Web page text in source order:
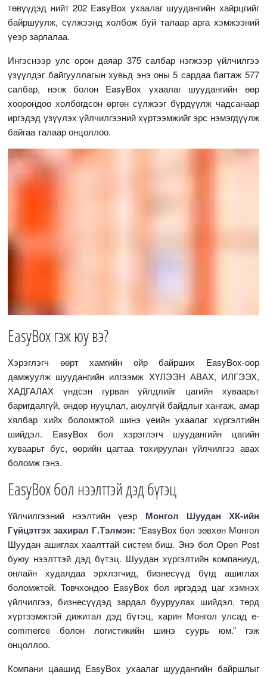
төвүүдэд нийт 202 EasyBox ухаалаг шуудангийн хайрцгийг
байршуулж, сүлжээнд холбож буй талаар арга хэмжээний
үеэр зарлалаа.
Ингэснээр улс орон даяар 375 салбар нэгжээр үйлчилгээ
үзүүлдэг байгууллагын хувьд энэ оны 5 сардаа багтаж 577
салбар, нэгж болон EasyBox ухаалаг шуудангийн өөр
хоорондоо холбогдсон өргөн сүлжээг бүрдүүлж чадсанаар
иргэдэд үзүүлэх үйлчилгээний хүртээмжийг эрс нэмэгдүүлж
байгаа талаар онцоллоо.
EasyBox гэж юу вэ?
Хэрэглэгч өөрт хамгийн ойр байрших EasyBox-оор
дамжуулж шуудангийн илгээмж ХҮЛЭЭН АВАХ, ИЛГЭЭХ,
ХАДГАЛАХ үндсэн гурван үйлдлийг цагийн хуваарьт
баригдалгүй, өндөр нууцлал, аюулгүй байдлыг хангаж, амар
хялбар хийх боломжтой шинэ үеийн ухаалаг хүргэлтийн
шийдэл. EasyBox бол хэрэглэгч шуудангийн цагийн
хуваарьт бус, өөрийн цагтаа тохируулан үйлчилгээ авах
боломж гэнэ.
EasyBox бол нээлттэй дэд бүтэц
Үйлчилгээний нээлтийн үеэр Монгол Шуудан ХК-ийн
Гүйцэтгэх захирал Г.Тэлмэн: “EasyBox бол зөвхөн Монгол
Шуудан ашиглах хаалттай систем биш. Энэ бол Open Post
буюу нээлттэй дэд бүтэц. Шуудан хүргэлтийн компаниуд,
онлайн худалдаа эрхлэгчид, бизнесүүд бүгд ашиглах
боломжтой. Товчхондоо EasyBox бол иргэдэд цаг хэмнэх
үйлчилгээ, бизнесүүдэд зардал бууруулах шийдэл, төрд
хүртээмжтэй дижитал дэд бүтэц, харин Монгол улсад e-
commerce болон логистикийн шинэ суурь юм.” гэж
онцоллоо.
Компани цаашид EasyBox ухаалаг шуудангийн байршлыг